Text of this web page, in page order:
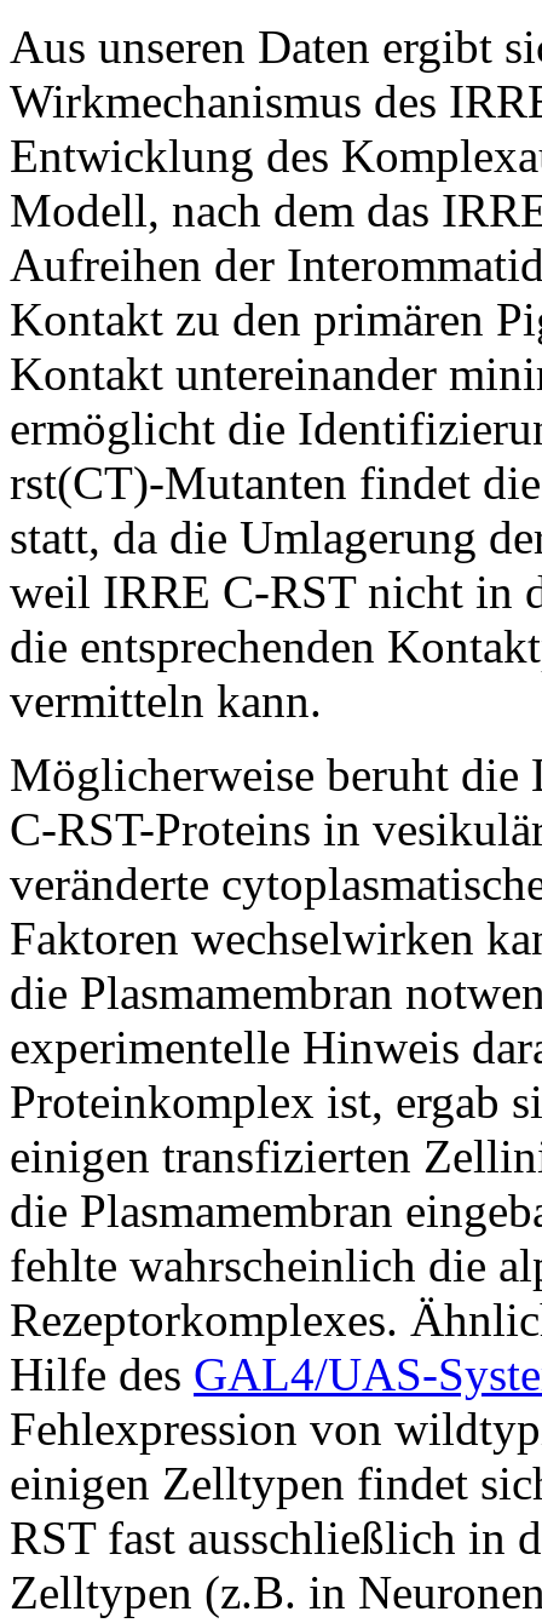
Aus unseren Daten ergibt
Wirkmechanismus des
Entwicklung des
Modell, nach dem das
Aufreihen der
Kontakt zu den primären
Kontakt untereinander
ermöglicht die
rst(CT)-Mutanten findet
statt, da die Umlagerung
weil IRRE C-RST nicht in
die entsprechenden
vermitteln kann.
Möglicherweise beruht die
C-RST-Proteins in
veränderte
Faktoren wechselwirken
die Plasmamembran
experimentelle Hinweis
Proteinkomplex ist, ergab
einigen transfizierten
die Plasmamembran
fehlte wahrscheinlich die
Rezeptorkomplexes.
Hilfe des GAL4/UAS-
Fehlexpression von
einigen Zelltypen findet
RST fast ausschließlich in
Zelltypen (z.B. in